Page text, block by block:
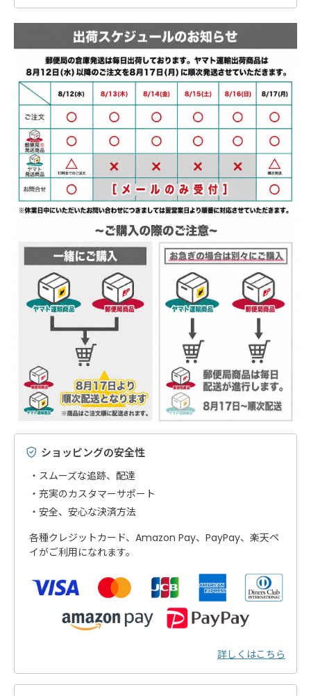
ショッピングの安全性
スムーズな追跡、配達
充実のカスタマーサポート
安全、安心な決済方法
各種クレジットカード、Amazon Pay、PayPay、楽天ペ
イがご利用になれます。
詳しくはこちら